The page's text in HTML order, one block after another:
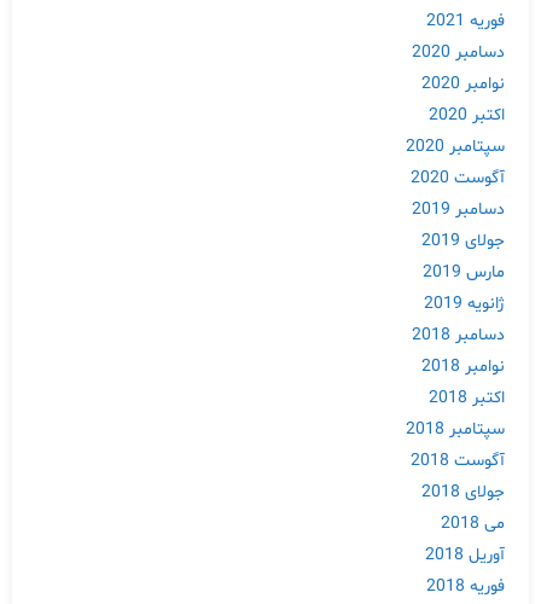
فوریه 2021
دسامبر 2020
نوامبر 2020
اکتبر 2020
سپتامبر 2020
آگوست 2020
دسامبر 2019
جولای 2019
مارس 2019
ژانویه 2019
دسامبر 2018
نوامبر 2018
اکتبر 2018
سپتامبر 2018
آگوست 2018
جولای 2018
می 2018
آوریل 2018
فوریه 2018